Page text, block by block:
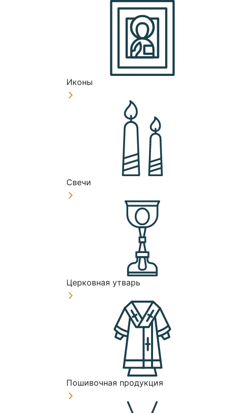
Иконы
Свечи
Церковная утварь
Пошивочная продукция